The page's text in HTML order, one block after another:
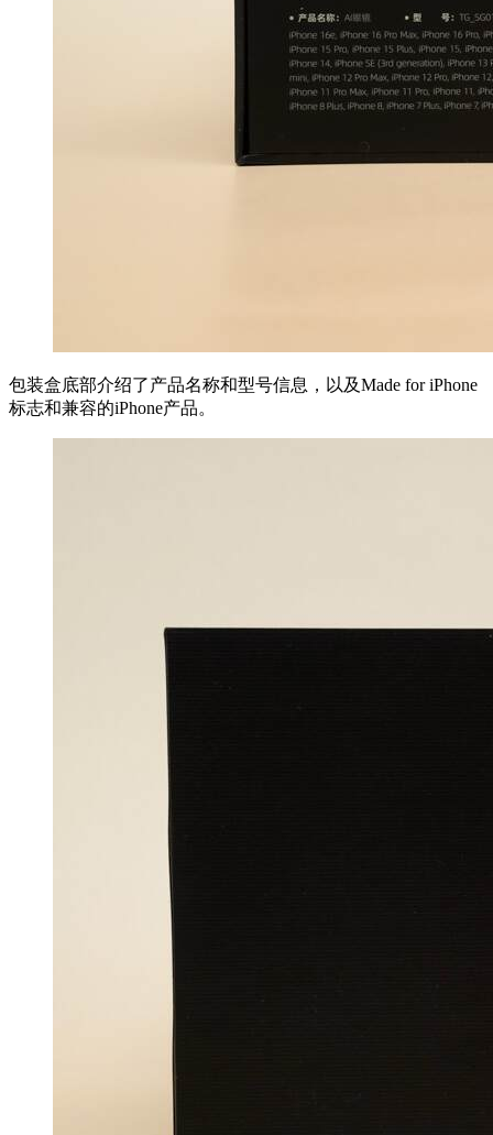
包装盒底部介绍了产品名称和型号信息，以及Made for iPhone
标志和兼容的iPhone产品。